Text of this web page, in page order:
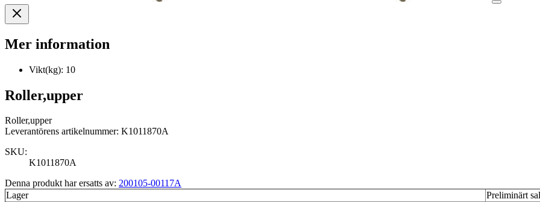
Mer information
Vikt(kg): 10
Roller,upper
Roller,upper
Leverantörens artikelnummer: K1011870A
SKU:
K1011870A
Denna produkt har ersatts av: 200105-00117A
Lager
Preliminärt